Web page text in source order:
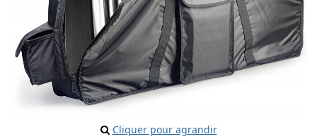
Cliquer pour agrandir